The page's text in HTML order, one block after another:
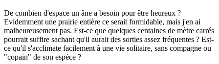
De combien d'espace un âne a besoin pour être heureux ?
Evidemment une prairie entière ce serait formidable, mais j'en ai
malheureusement pas. Est-ce que quelques centaines de mètre carrés
pourrait suffire sachant qu'il aurait des sorties assez fréquentes ? Est-
ce qu'il s'acclimate facilement à une vie solitaire, sans compagne ou
"copain" de son espèce ?